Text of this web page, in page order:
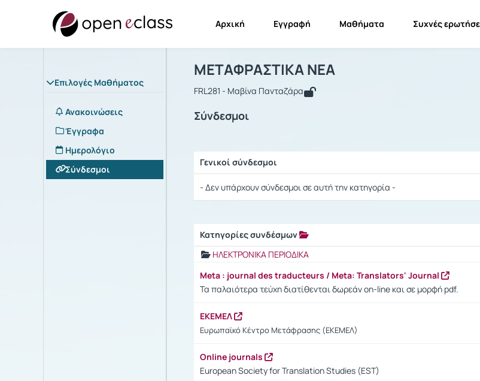
Αρχική Εγγραφή Μαθήματα Συχνές
Επιλογές Μαθήματος
Ανακοινώσεις
Έγγραφα
Ημερολόγιο
Σύνδεσμοι
Μάθημα : ΜΕΤΑΦΡΑΣΤΙΚΑ ΝΕΑ
ΜΕΤΑΦΡΑΣΤΙΚΑ ΝΕΑ
FRL281 - Μαβίνα Πανταζάρα
Σύνδεσμοι
Γενικοί σύνδεσμοι
- Δεν υπάρχουν σύνδεσμοι σε αυτή την κατηγορία -
Κατηγορίες συνδέσμων
ΗΛΕΚΤΡΟΝΙΚΑ ΠΕΡΙΟΔΙΚΑ
Meta : journal des traducteurs / Meta: Translators' Journal
Τα παλαιότερα τεύχη διατίθενται δωρεάν on-line και σε μορφή pdf.
ΕΚΕΜΕΛ
Ευρωπαϊκό Κέντρο Μετάφρασης (ΕΚΕΜΕΛ)
Online journals
European Society for Translation Studies (EST)